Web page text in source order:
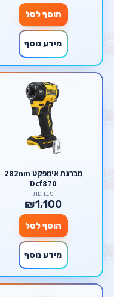
הוסף לסל
מידע נוסף
מברגת אימפקט 282nm
Dcf870
מברגות
₪1,100
הוסף לסל
מידע נוסף